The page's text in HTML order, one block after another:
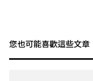
您也可能喜歡這些文章